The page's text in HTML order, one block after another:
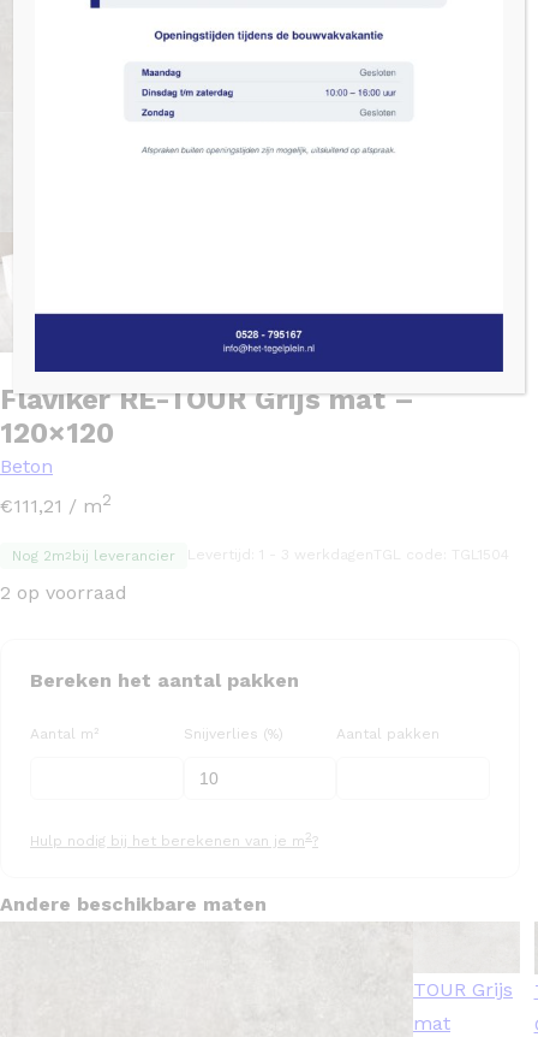
Flaviker RE-TOUR Grijs mat –
120×120
Beton
€111,21 / m2
Nog 2m2bij leverancier
2 op voorraad
Bereken het aantal pakken
Aantal m² Snijverlies (%) Aantal pakken
Hulp nodig bij het berekenen van je m 2?
Andere beschikbare maten
TOUR Grijs
mat